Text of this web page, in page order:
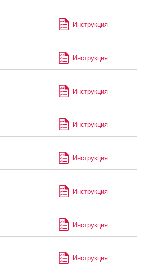
Инструкция
Инструкция
Инструкция
Инструкция
Инструкция
Инструкция
Инструкция
Инструкция